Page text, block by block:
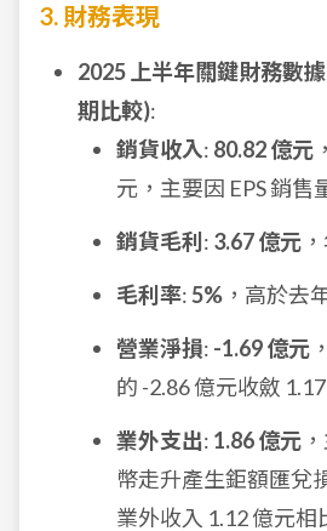
3. 財務表現
2025 上半年關鍵財務數
期比較):
銷貨收入: 80.82 億元
元，主要因 EPS 銷售
銷貨毛利 : 3.67 億元
毛利率:5% ，高於去
營業淨損: -1.69 億元
的 -2.86 億元收斂 1.17
業外支出: 1.86 億元
幣走升產生鉅額匯兌
業外收入 1.12 億元相